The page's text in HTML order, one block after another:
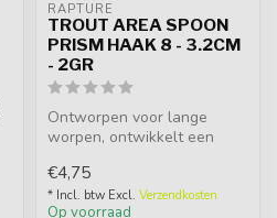
RAPTURE
TROUT AREA SPOON
PRISM HAAK 8 - 3.2CM
- 2GR
Ontworpen voor lange
worpen, ontwikkelt een
zijwaartse be...
€4,75
* Incl. btw Excl. Verzendkosten
Op voorraad